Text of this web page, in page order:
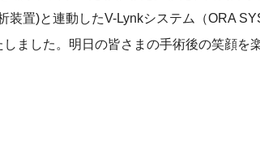
装置)と連動したV-Lynkシステム（ORA
ました。明日の皆さまの手術後の笑顔を